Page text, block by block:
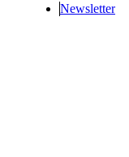
Newsletter